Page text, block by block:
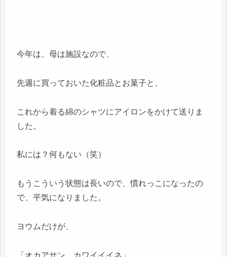
今年は、母は施設なので、
先週に買っておいた化粧品とお菓子と、
これから着る綿のシャツにアイロンをかけて送りま
した。
私には？何もない（笑）
もうこういう状態は長いので、慣れっこになったの
で、平気になりました。
ヨウムだけが、
「オカアサン、カワイイイネ」